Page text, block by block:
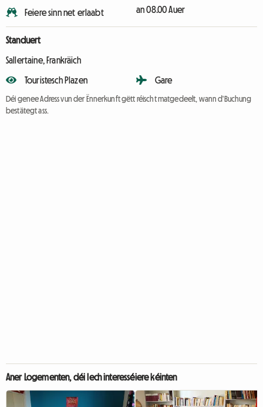
Feiere sinn net erlaabt an 08.00 Auer
Standuert
Sallertaine, Frankräich
Touristesch Plazen Gare
Déi genee Adress vun der Ënnerkunft gëtt réischt matgedeelt, wann d'Buchung
bestätegt ass.
Aner Logementen, déi Iech interesséiere kéinten